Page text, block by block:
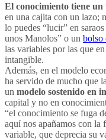
El conocimiento tiene un
en una cajita con un lazo;
lo puedes “lucir” en
unos Manolos” o un bolso
las variables por las que
intangible.
Además, en el modelo
ha servido de mucho que
un modelo sostenido en
capital y no en
“el conocimiento se fuga
aquí nos apañamos con la
variable, que deprecia su